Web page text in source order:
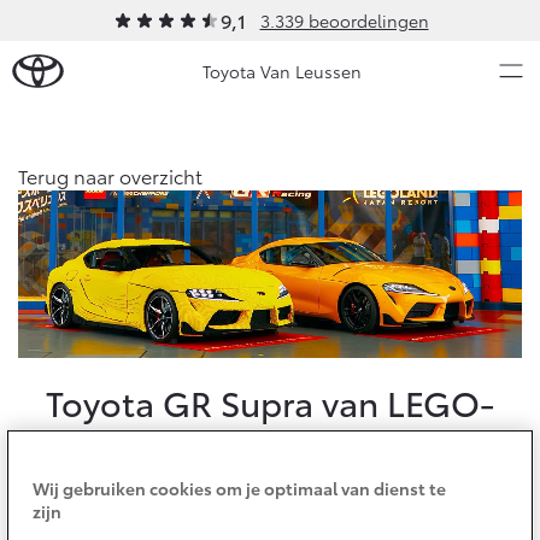
9,1 3.339 beoordelingen
Toyota Van Leussen
Ons bedrijf
Ons bedrijf
Contact en Route
Vacatures
Klantbeoordelingen
Modellen
Aygo X
HYBRIDE
Vanaf € 23.750,-
Yaris
HYBRIDE
Vanaf € 27.195,-
Occasions
Diensten
Terug naar overzicht
Toyota GR Supra van LEGO-
steentjes
Rijdend model op ware
Wij gebruiken cookies om je optimaal van dienst te
zijn